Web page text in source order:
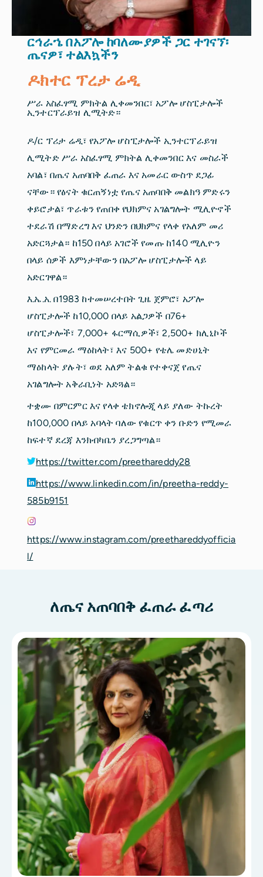
ርኅራኄ በአፖሎ ከባለሙያዎች ጋር ተገናኘ፡
ጤናዎ፣ ተልእኳችን
ዶክተር ፕረታ ሬዲ
ሥራ አስፈፃሚ ምክትል ሊቀመንበር፣ አፖሎ ሆስፒታሎች
ኢንተርፕራይዝ ሊሚትድ።
ዶ/ር ፕሪታ ሬዲ፣ የአፖሎ ሆስፒታሎች ኢንተርፕራይዝ
ሊሚትድ ሥራ አስፈፃሚ ምክትል ሊቀመንበር እና መስራች
አባል፣ በጤና አጠባበቅ ፈጠራ እና አመራር ውስጥ ደጋፊ
ናቸው። የፅናት ቁርጠኝነቷ የጤና አጠባበቅ መልክዓ ምድሩን
ቀይሮታል፣ ጥራቱን የጠበቀ የህክምና አገልግሎት ሚሊዮኖች
ተደራሽ በማድረግ እና ህንድን በህክምና የላቀ የአለም መሪ
አድርጓታል። ከ150 በላይ አገሮች የመጡ ከ140 ሚሊዮን
በላይ ሰዎች እምነታቸውን በአፖሎ ሆስፒታሎች ላይ
አድርገዋል።
እ.ኤ.አ. በ1983 ከተመሠረተበት ጊዜ ጀምሮ፣ አፖሎ
ሆስፒታሎች ከ10,000 በላይ አልጋዎች በ76+
ሆስፒታሎች፣ 7,000+ ፋርማሲዎች፣ 2,500+ ክሊኒኮች
እና የምርመራ ማዕከላት፣ እና 500+ የቴሌ መድሀኒት
ማዕከላት ያሉት፣ ወደ አለም ትልቁ የተቀናጀ የጤና
አገልግሎት አቅራቢነት አድጓል።
ተቋሙ በምርምር እና የላቀ ቴክኖሎጂ ላይ ያለው ትኩረት
ከ100,000 በላይ አባላት ባለው የቁርጥ ቀን ቡድን የሚመራ
ከፍተኛ ደረጃ እንክብካቤን ያረጋግጣል።
https://twitter.com/preethareddy28
https://www.linkedin.com/in/preetha-reddy-
585b9151
https://www.instagram.com/preethareddyofficia
l/
ለጤና አጠባበቅ ፈጠራ ፈጣሪ